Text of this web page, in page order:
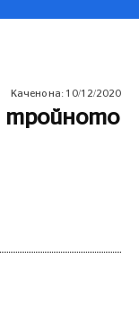
Качено на: 10/12/2020
тройното